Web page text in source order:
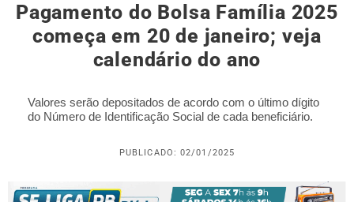
Pagamento do Bolsa Família 2025
começa em 20 de janeiro; veja
calendário do ano
Valores serão depositados de acordo com o último dígito
do Número de Identificação Social de cada beneficiário.
PUBLICADO: 02/01/2025